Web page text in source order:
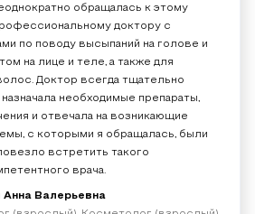
обращалась к этому
доктору с
по поводу высыпаний на голове и
на лице и теле, а также для
Доктор всегда тщательно
необходимые препараты,
и отвечала на возникающие
с которыми я обращалась, были
встретить такого
врача.
Анна Валерьевна